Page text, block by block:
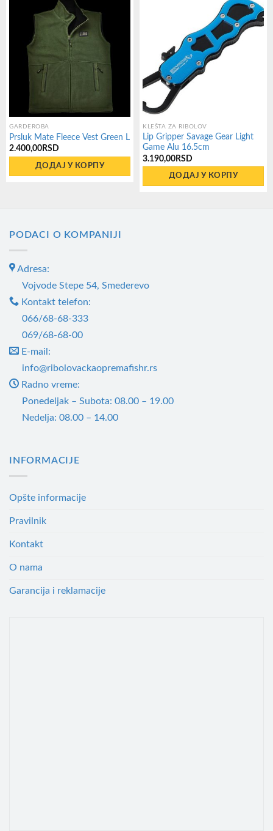
GARDEROBA
Prsluk Mate Fleece Vest Green L
2.400,00 RSD
ДОДАЈ У КОРПУ
KLEŠTA ZA RIBOLOV
Lip Gripper Savage Gear Light
Game Alu 16.5cm
3.190,00 RSD
ДОДАЈ У КОРПУ
PODACI O KOMPANIJI
Adresa:
Vojvode Stepe 54, Smederevo
Kontakt telefon:
066/68-68-333
069/68-68-00
E-mail:
info@ribolovackaopremafishr.rs
Radno vreme:
Ponedeljak – Subota: 08.00 – 19.00
Nedelja: 08.00 – 14.00
INFORMACIJE
Opšte informacije
Pravilnik
Kontakt
O nama
Garancija i reklamacije